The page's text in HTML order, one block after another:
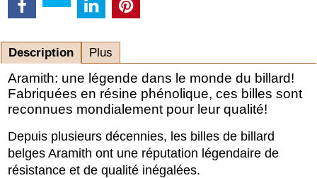
Description Plus
Aramith: une légende dans le monde du billard!
Fabriquées en résine phénolique, ces billes sont
reconnues mondialement pour leur qualité!
Depuis plusieurs décennies, les billes de billard
belges Aramith ont une réputation légendaire de
résistance et de qualité inégalées.